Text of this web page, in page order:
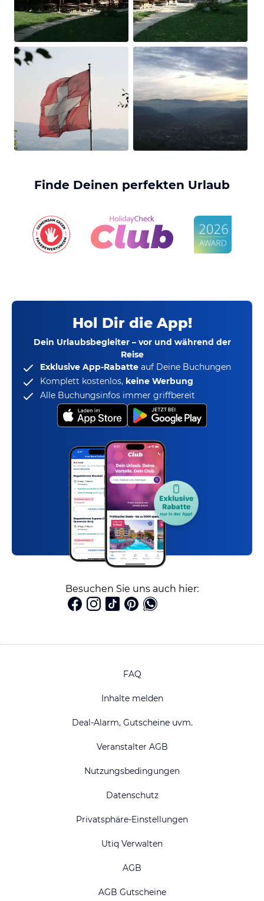
Finde Deinen perfekten Urlaub
Hol Dir die App!
Dein Urlaubsbegleiter – vor und während der
Reise
Exklusive App-Rabatte auf Deine Buchungen
Komplett kostenlos, keine Werbung
Alle Buchungsinfos immer griffbereit
Besuchen Sie uns auch hier:
FAQ
Inhalte melden
Deal-Alarm, Gutscheine uvm.
Veranstalter AGB
Nutzungsbedingungen
Datenschutz
Privatsphäre-Einstellungen
Utiq Verwalten
AGB
AGB Gutscheine